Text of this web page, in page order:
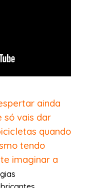
ainda
só vais dar
quando
tendo
imaginar a